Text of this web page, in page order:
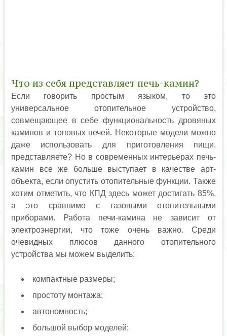
Что из себя представляет печь-камин?
Если говорить простым языком, то это
универсальное отопительное устройство,
совмещающее в себе функциональность дровяных
каминов и топовых печей. Некоторые модели можно
даже использовать для приготовления пищи,
представляете? Но в современных интерьерах печь-
камин все же больше выступает в качестве арт-
объекта, если опустить отопительные функции. Также
хотим отметить, что КПД здесь может достигать 85%,
а это сравнимо с газовыми отопительными
приборами. Работа печи-камина не зависит от
электроэнергии, что тоже очень важно. Среди
очевидных плюсов данного отопительного
устройства мы можем выделить:
компактные размеры;
простоту монтажа;
автономность;
большой выбор моделей;